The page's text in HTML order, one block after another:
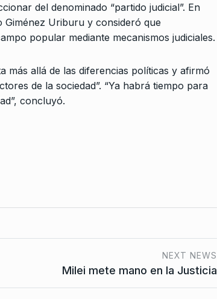
del denominado “partido judicial”. En
Giménez Uriburu y consideró que
popular mediante mecanismos judiciales.
más allá de las diferencias políticas y afirmó
de la sociedad”. “Ya habrá tiempo para
concluyó.
NEXT NEWS
Milei mete mano en la Justicia